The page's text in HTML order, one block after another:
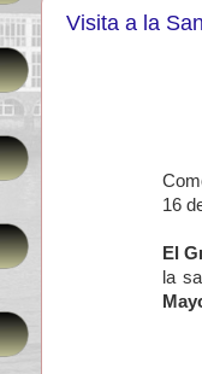
Visita a la
16
El
la